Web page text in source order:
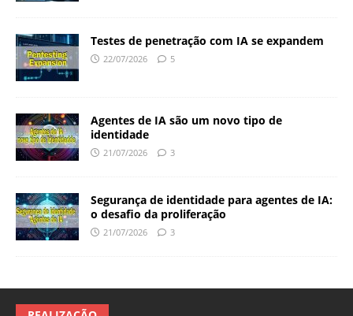
Testes de penetração com IA se expandem
22/07/2026 5
Agentes de IA são um novo tipo de
identidade
21/07/2026 3
Segurança de identidade para agentes de IA:
o desafio da proliferação
21/07/2026 3